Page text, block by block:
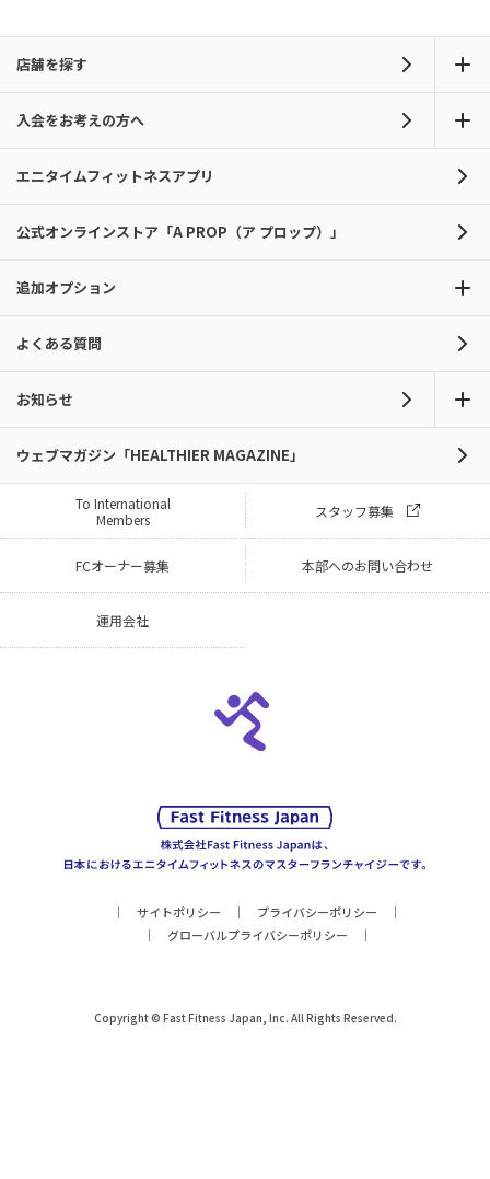
店舗を探す
入会をお考えの方へ
エニタイムフィットネスアプリ
公式オンラインストア「A PROP（ア プロップ）」
追加オプション
よくある質問
お知らせ
ウェブマガジン「HEALTHIER MAGAZINE」
To International
Members
スタッフ募集
FCオーナー募集 本部へのお問い合わせ
運用会社
サイトポリシー
プライバシーポリシー
グローバルプライバシーポリシー
Copyright © Fast Fitness Japan, Inc. All Rights Reserved.